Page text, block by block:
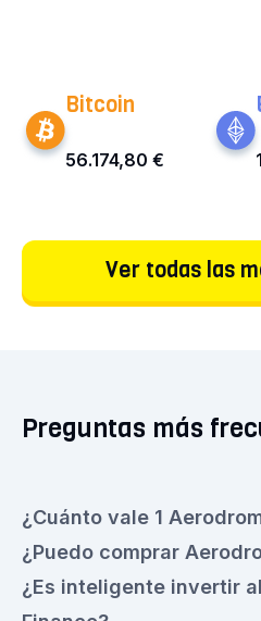
Bitcoin
56.174,80 €
Ver todas las
Preguntas más
¿Cuánto vale 1
Aerodrome Finance no
su precio siempre está en
¿Puedo comprar
¡Puedes comprar
¿Es inteligente invertir